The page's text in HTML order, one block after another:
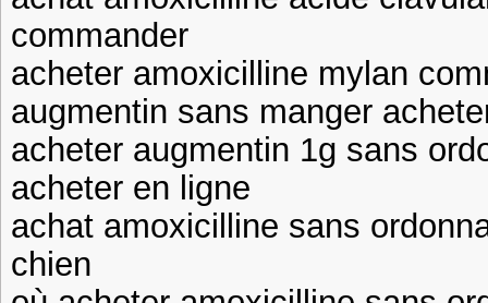
commander
acheter amoxicilline mylan
augmentin sans manger
acheter augmentin 1g sans
acheter en ligne
achat amoxicilline sans
chien